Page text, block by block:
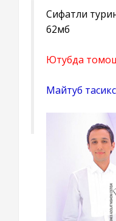
Сифатли
62мб
Ютубда
Майтуб